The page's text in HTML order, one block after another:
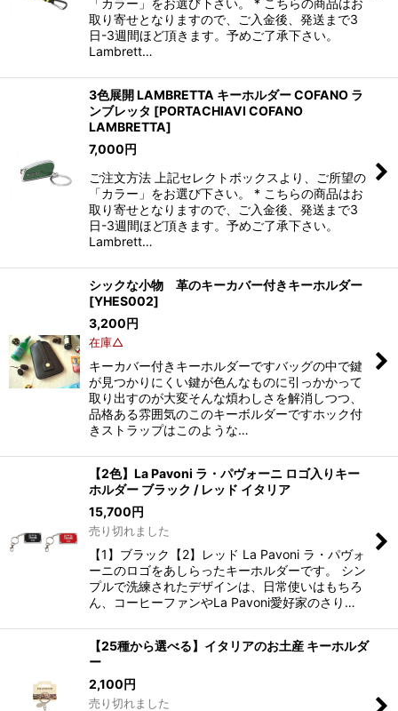
取り寄せとなりますので、ご入金後、発送まで3
日-3週間ほど頂きます。予めご了承下さい。
Lambrett…
3色展開 LAMBRETTA キーホルダー COFANO ラ
ンブレッタ [PORTACHIAVI COFANO
LAMBRETTA]
7,000円
ご注文方法 上記セレクトボックスより、ご所望の
「カラー」をお選び下さい。 * こちらの商品はお
取り寄せとなりますので、ご入金後、発送まで3
日-3週間ほど頂きます。予めご了承下さい。
Lambrett…
シックな小物 革のキーカバー付きキーホルダー
[YHES002]
3,200円
在庫△
キーカバー付きキーホルダーですバッグの中で鍵
が見つかりにくい鍵が色んなものに引っかかって
取り出すのが大変そんな煩わしさを解消しつつ、
品格ある雰囲気のこのキーボルダーですホック付
きストラップはこのような…
【2色】La Pavoni ラ・パヴォーニ ロゴ入りキー
ホルダー ブラック / レッド イタリア
15,700円
売り切れました
【1】ブラック【2】レッド La Pavoni ラ・パヴォ
ーニのロゴをあしらったキーホルダーです。 シン
プルで洗練されたデザインは、日常使いはもちろ
ん、コーヒーファンやLa Pavoni愛好家のさり…
【25種から選べる】イタリアのお土産 キーホルダ
ー
2,100円
売り切れました